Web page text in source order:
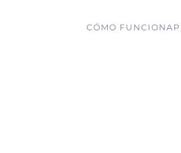
CÓMO FUNCIONA